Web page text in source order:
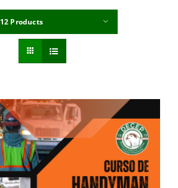
12 Products